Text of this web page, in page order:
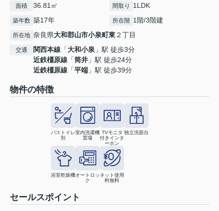
面積 36.81㎡ 間取り 1LDK
築年数 築17年 所在階 1階/3階建
所在地 奈良県大和郡山市小泉町東２丁目
交通 関西本線 「大和小泉 」駅 徒歩3分
近鉄橿原線 「筒井 」駅 徒歩24分
近鉄橿原線 「平端 」駅 徒歩39分
物件の特徴
バストイレ
別
室内洗濯機
置場
TVモニタ
付きインタ
ーホン
独立洗面台
浴室乾燥機オートロッ
ク
ネット使用
料無料
セールスポイント